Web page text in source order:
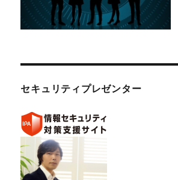
セキュリティプレゼンター